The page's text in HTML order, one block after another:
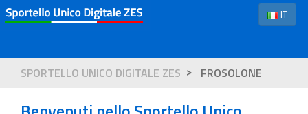
IT
SPORTELLO UNICO DIGITALE ZES FROSOLONE